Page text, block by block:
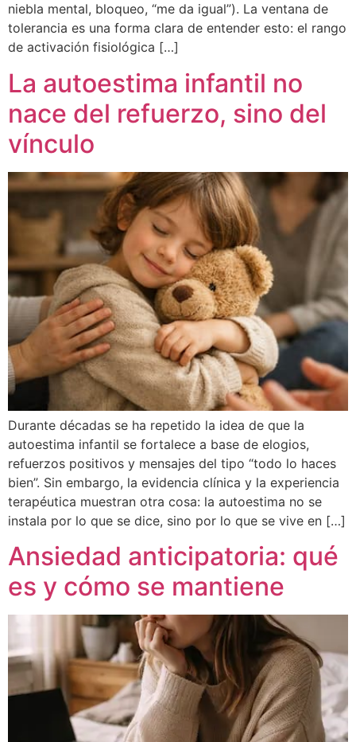
niebla mental, bloqueo, “me da igual”). La ventana de
tolerancia es una forma clara de entender esto: el rango
de activación fisiológica […]
La autoestima infantil no
nace del refuerzo, sino del
vínculo
Durante décadas se ha repetido la idea de que la
autoestima infantil se fortalece a base de elogios,
refuerzos positivos y mensajes del tipo “todo lo haces
bien”. Sin embargo, la evidencia clínica y la experiencia
terapéutica muestran otra cosa: la autoestima no se
instala por lo que se dice, sino por lo que se vive en […]
Ansiedad anticipatoria: qué
es y cómo se mantiene